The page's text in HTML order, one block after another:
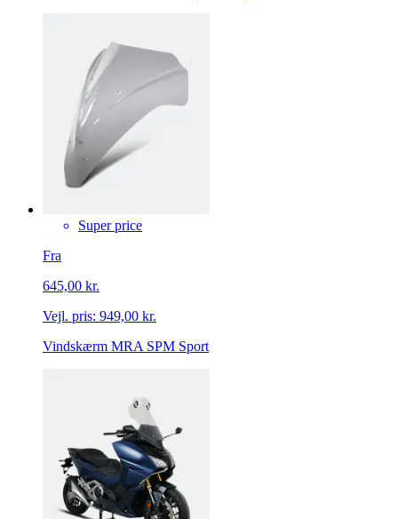
Super price
Fra
645,00 kr.
Vejl. pris: 949,00 kr.
Vindskærm MRA SPM Sport